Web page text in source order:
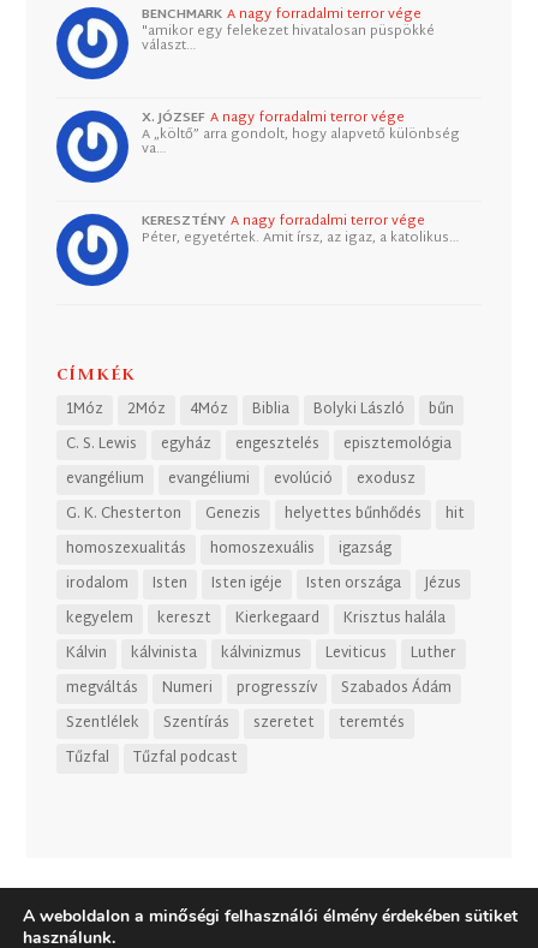
BENCHMARK A nagy forradalmi terror vége
"amikor egy felekezet hivatalosan püspökké
választ…
X. JÓZSEF A nagy forradalmi terror vége
A „költő” arra gondolt, hogy alapvető különbség
va…
KERESZTÉNY A nagy forradalmi terror vége
Péter, egyetértek. Amit írsz, az igaz, a katolikus…
CÍMKÉK
1Móz 2Móz 4Móz Biblia Bolyki László
bűn
C. S. Lewis
egyház engesztelés
episztemológia
evangélium
evangéliumi evolúció
exodusz
G. K. Chesterton
Genezis helyettes bűnhődés
hit
homoszexualitás
homoszexuális
igazság
irodalom
Isten Isten igéje Isten országa
Jézus
kegyelem
kereszt Kierkegaard
Krisztus halála
Kálvin
kálvinista kálvinizmus Leviticus
Luther
megváltás
Numeri progresszív
Szabados Ádám
Szentlélek
Szentírás szeretet
teremtés
Tűzfal
Tűzfal podcast
A weboldalon a minőségi felhasználói élmény érdekében sütiket
használunk.